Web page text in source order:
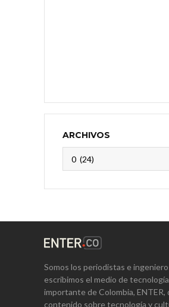
ARCHIVOS
Somos los periodistas e
escribimos el medio de
importante de Colombia, ENTER,
contenido sobre tecnología y